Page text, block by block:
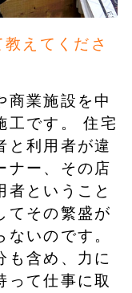
えてくださ
商業施設を中
工です。 住宅
と利用者が違
ナー、その店
者ということ
てその繁盛が
いのです。
も含め、力に
って仕事に取